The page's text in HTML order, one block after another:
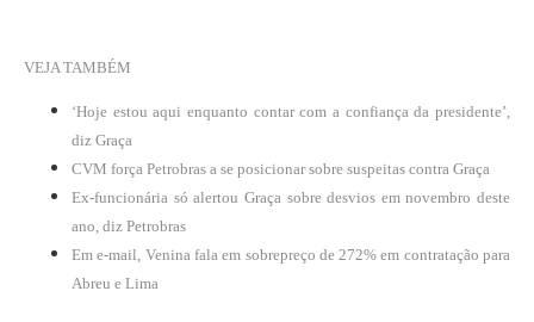
VEJA TAMBÉM
‘Hoje estou aqui enquanto contar com a confiança da presidente’,
diz Graça
CVM força Petrobras a se posicionar sobre suspeitas contra Graça
Ex-funcionária só alertou Graça sobre desvios em novembro deste
ano, diz Petrobras
Em e-mail, Venina fala em sobrepreço de 272% em contratação para
Abreu e Lima